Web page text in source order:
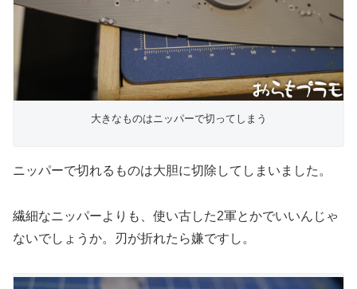
大きなものはニッパーで切ってしまう
ニッパーで切れるものは大胆に切除してしまいました。
繊細なニッパーよりも、使い古した2軍とかでいいんじゃ
ないでしょうか。刃が折れたら嫌ですし。